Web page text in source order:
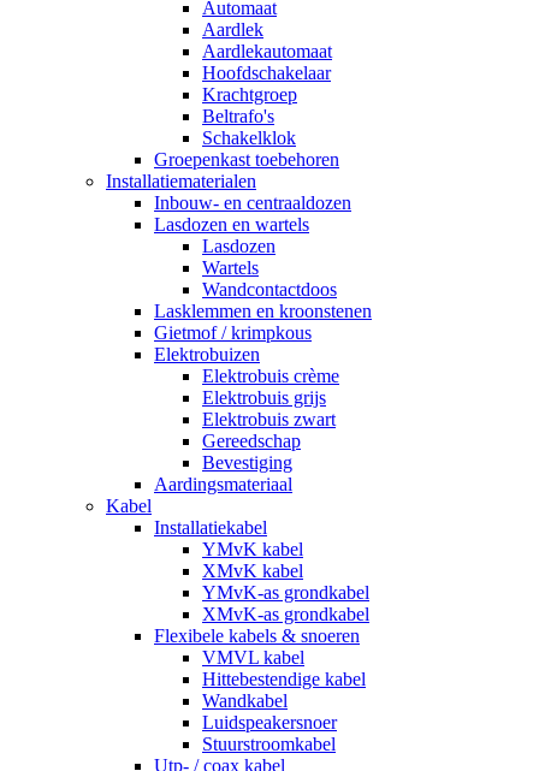
Automaat
Aardlek
Aardlekautomaat
Hoofdschakelaar
Krachtgroep
Beltrafo's
Schakelklok
Groepenkast toebehoren
Installatiematerialen
Inbouw- en centraaldozen
Lasdozen en wartels
Lasdozen
Wartels
Wandcontactdoos
Lasklemmen en kroonstenen
Gietmof / krimpkous
Elektrobuizen
Elektrobuis crème
Elektrobuis grijs
Elektrobuis zwart
Gereedschap
Bevestiging
Aardingsmateriaal
Kabel
Installatiekabel
YMvK kabel
XMvK kabel
YMvK-as grondkabel
XMvK-as grondkabel
Flexibele kabels & snoeren
VMVL kabel
Hittebestendige kabel
Wandkabel
Luidspeakersnoer
Stuurstroomkabel
Utp- / coax kabel